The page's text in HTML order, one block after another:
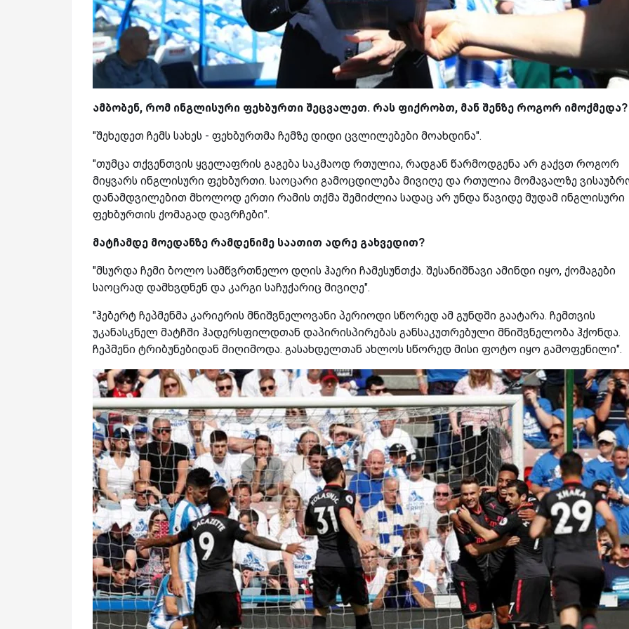
ამბობენ, რომ ინგლისური ფეხბურთი შეცვალეთ. რას ფიქრობთ, მან შენზე როგორ იმოქმედა?
"შეხედეთ ჩემს სახეს - ფეხბურთმა ჩემზე დიდი ცვლილებები მოახდინა".
"თუმცა თქვენთვის ყველაფრის გაგება საკმაოდ რთულია, რადგან წარმოდგენა არ გაქვთ როგორ
მიყვარს ინგლისური ფეხბურთი. საოცარი გამოცდილება მივიღე და რთულია მომავალზე
დანამდვილებით მხოლოდ ერთი რამის თქმა შემიძლია სადაც არ უნდა წავიდე მუდამ ინგლისური
ფეხბურთის ქომაგად დავრჩები".
მატჩამდე მოედანზე რამდენიმე საათით ადრე გახვედით?
"მსურდა ჩემი ბოლო სამწვრთნელო დღის ჰაერი ჩამესუნთქა. შესანიშნავი ამინდი იყო, ქომაგები
საოცრად დამხვდნენ და კარგი საჩუქარიც მივიღე".
"ჰებერტ ჩეპმენმა კარიერის მნიშვნელოვანი პერიოდი სწორედ ამ გუნდში გაატარა. ჩემთვის
უკანასკნელ მატჩში ჰადერსფილდთან დაპირისპირებას განსაკუთრებული მნიშვნელობა ჰქონდა.
ჩეპმენი ტრიბუნებიდან მიღიმოდა. გასახდელთან ახლოს სწორედ მისი ფოტო იყო გამოფენილი".